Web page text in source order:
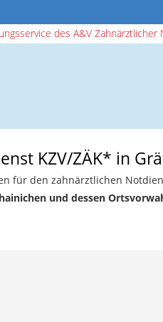
des A&V Zahnärztlicher
KZV/ZÄK* in
für den zahnärztlichen
und dessen